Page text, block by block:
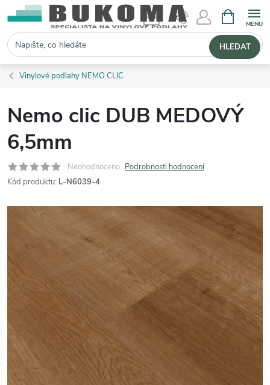
Hledat HLEDAT
Vinylové podlahy NEMO CLIC
Nemo clic DUB MEDOVÝ
6,5mm
Neohodnoceno Podrobnosti hodnocení
Kód produktu: L-N6039-4